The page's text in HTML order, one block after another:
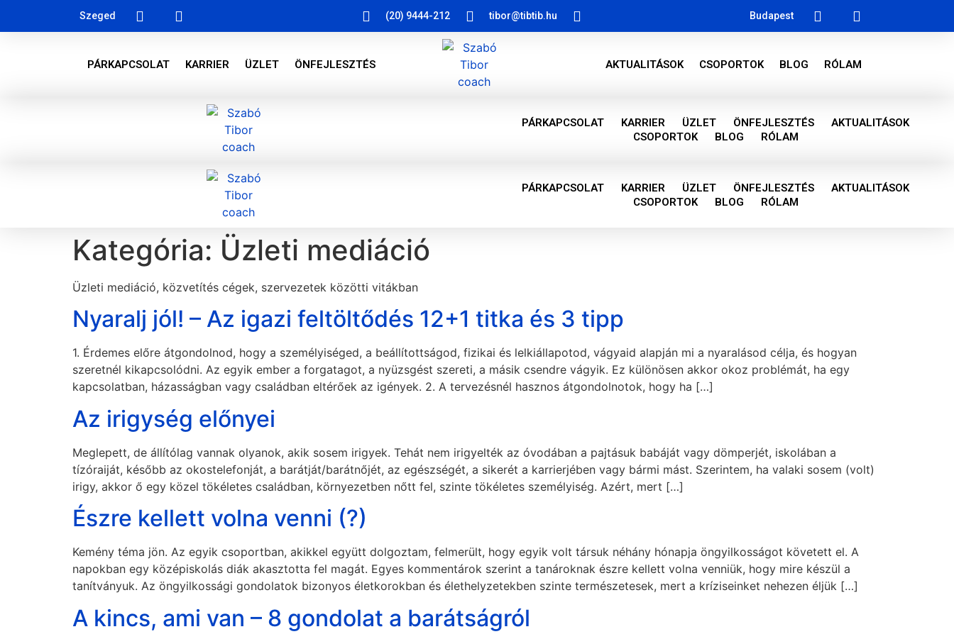
Szeged (20) 9444-212 tibor@tibtib.hu Budapest
PÁRKAPCSOLAT KARRIER ÜZLET ÖNFEJLESZTÉS AKTUALITÁSOK CSOPORTOK BLOG RÓLAM
PÁRKAPCSOLAT KARRIER ÜZLET ÖNFEJLESZTÉS
AKTUALITÁSOK
CSOPORTOK
BLOG RÓLAM
PÁRKAPCSOLAT KARRIER ÜZLET ÖNFEJLESZTÉS
AKTUALITÁSOK
CSOPORTOK
BLOG RÓLAM
Kategória: Üzleti mediáció
Üzleti mediáció, közvetítés cégek, szervezetek közötti vitákban
Nyaralj jól! – Az igazi feltöltődés 12+1 titka és 3 tipp
1. Érdemes előre átgondolnod, hogy a személyiséged, a beállítottságod, fizikai és lelkiállapotod, vágyaid alapján mi a nyaralásod célja, és hogyan
szeretnél kikapcsolódni. Az egyik ember a forgatagot, a nyüzsgést szereti, a másik csendre vágyik. Ez különösen akkor okoz problémát, ha egy
kapcsolatban, házasságban vagy családban eltérőek az igények. 2. A tervezésnél hasznos átgondolnotok, hogy ha […]
Az irigység előnyei
Meglepett, de állítólag vannak olyanok, akik sosem irigyek. Tehát nem irigyelték az óvodában a pajtásuk babáját vagy dömperjét, iskolában a
tízóraiját, később az okostelefonját, a barátját/barátnőjét, az egészségét, a sikerét a karrierjében vagy bármi mást. Szerintem, ha valaki sosem (volt)
irigy, akkor ő egy közel tökéletes családban, környezetben nőtt fel, szinte tökéletes személyiség. Azért, mert […]
Észre kellett volna venni (?)
Kemény téma jön. Az egyik csoportban, akikkel együtt dolgoztam, felmerült, hogy egyik volt társuk néhány hónapja öngyilkosságot követett el. A
napokban egy középiskolás diák akasztotta fel magát. Egyes kommentárok szerint a tanároknak észre kellett volna venniük, hogy mire készül a
tanítványuk. Az öngyilkossági gondolatok bizonyos életkorokban és élethelyzetekben szinte természetesek, mert a kríziseinket nehezen éljük […]
A kincs, ami van – 8 gondolat a barátságról